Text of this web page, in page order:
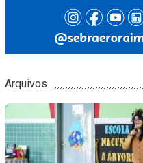
Arquivos